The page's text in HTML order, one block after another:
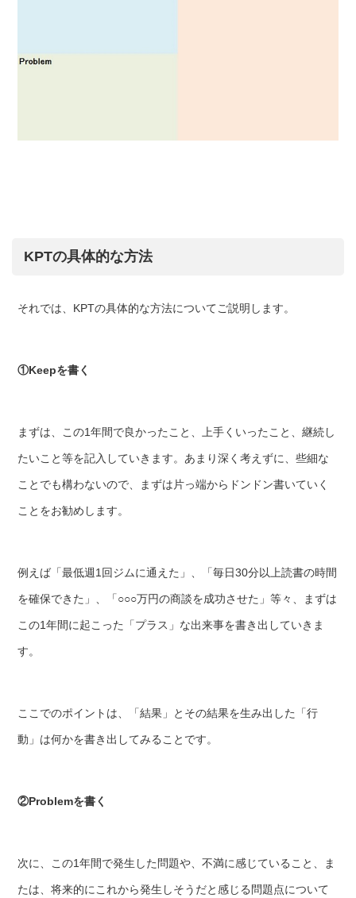
KPTの具体的な方法
それでは、KPTの具体的な方法についてご説明します。
①Keepを書く
まずは、この1年間で良かったこと、上手くいったこと、継続し
たいこと等を記入していきます。あまり深く考えずに、些細な
ことでも構わないので、まずは片っ端からドンドン書いていく
ことをお勧めします。
例えば「最低週1回ジムに通えた」、「毎日30分以上読書の時間
を確保できた」、「○○○万円の商談を成功させた」等々、まずは
この1年間に起こった「プラス」な出来事を書き出していきま
す。
ここでのポイントは、「結果」とその結果を生み出した「行
動」は何かを書き出してみることです。
②Problemを書く
次に、この1年間で発生した問題や、不満に感じていること、ま
たは、将来的にこれから発生しそうだと感じる問題点について